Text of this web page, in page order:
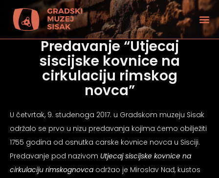
Predavanje “Utjecaj
siscijske kovnice na
cirkulaciju rimskog
novca”
U četvrtak, 9. studenoga 2017. u Gradskom muzeju Sisak
održalo se prvo u nizu predavanja kojima ćemo obilježiti
1755 godina od osnutka carske kovnice novca u Sisciji.
Predavanje pod nazivom Utjecaj siscijske kovnice na
cirkulaciju rimskognovca održao je Miroslav Nađ, kustos